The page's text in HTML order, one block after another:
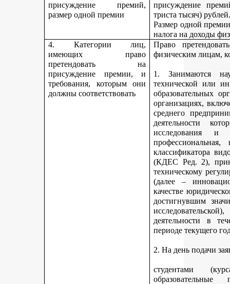
присуждение премий,
размер одной премии
присуждение
триста тысяч)
Размер одной
налога на доходы
4. Категории лиц,
имеющих право
претендовать на
присуждение премии, и
требования, которым они
должны соответствовать
Право
физическим лицам,
1. Занимаются
технической или
образовательных
организациях,
среднего
деятельности
исследования и
классификатора
(КДЕС Ред. 2),
техническому
(далее –
качестве
достигнувшим
деятельности в
периоде текущего
2. На день подачи
студентами
образовательные